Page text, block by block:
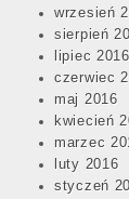
wrzesień
sierpień
lipiec 2016
czerwiec
maj 2016
kwiecień
marzec
luty 2016
styczeń